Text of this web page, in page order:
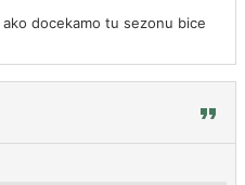
docekamo tu sezonu bice